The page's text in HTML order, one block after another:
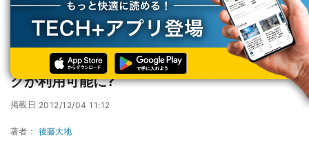
TECH+ 企業IT
開発/エンジニア
Firefox 20で新たなプライベートブラウジングが利用可能に?
Firefox 20で新たなプライベートブラウジン
グが利用可能に?
掲載日 2012/12/04 11:12
著者： 後藤大地